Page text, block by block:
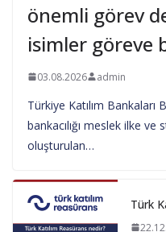
önemli görev
isimler göreve
03.08.2026 admin
Türkiye Katılım Bankaları
bankacılığı meslek ilke ve
oluşturulan…
Türk